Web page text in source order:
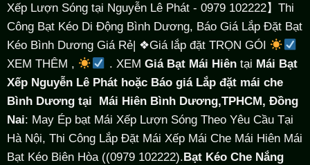
Xếp Lượn Sóng tại Nguyễn Lê Phát - 0979 102222】Thi
Công Bạt Kéo Di Động Bình Dương, Báo Giá Lắp Đặt Bạt
Kéo Bình Dương Giá Rẻ| ❖Giá lắp đặt TRỌN GÓI
XEM THÊM ,
. XEM Giá Bạt Mái Hiêntại Mái Bạt
Xếp Nguyễn Lê Phát hoặc Báo giá Lắp đặt mái che
Bình Dương tại Mái Hiên Bình Dương,TPHCM, Đồng
Nai: May Ép bạt Mái Xếp Lượn Sóng Theo Yêu Cầu Tại
Hà Nội, Thi Công Lắp Đặt Mái Xếp Mái Che Mái Hiên Mái
Bạt Kéo Biên Hòa ((0979 102222).Bạt Kéo Che Nắng